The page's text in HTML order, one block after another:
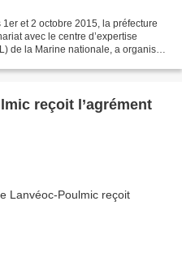
et 2 octobre 2015, la préfecture
avec le centre d’expertise
de la Marine nationale, a organisé
reçoit l’agrément